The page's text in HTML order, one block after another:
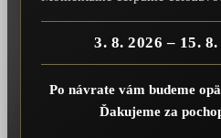
3. 8. 2026 – 15. 8.
Po návrate vám budeme
Ďakujeme za